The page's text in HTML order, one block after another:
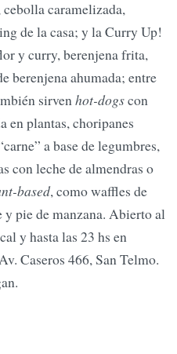
caramelizada,
de la casa; y la Curry Up!
y curry, berenjena frita,
berenjena ahumada; entre
sirvenhot-dogscon
en plantas, choripanes
a base de legumbres,
con leche de almendras o
based, como waffles de
pie de manzana. Abierto al
y hasta las 23 hs en
Caseros 466, San Telmo.